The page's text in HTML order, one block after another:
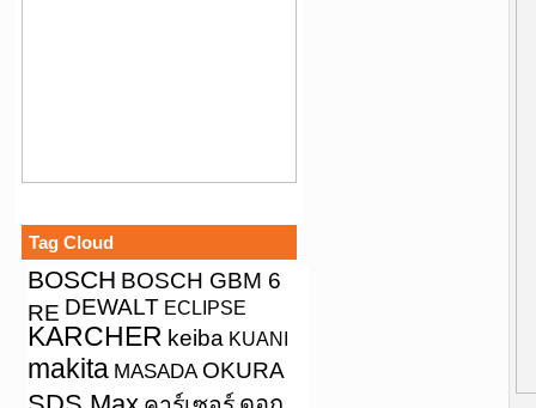
Tag Cloud
BOSCH BOSCH GBM 6
RE DEWALT ECLIPSE
KARCHER keiba KUANI
makita MASADA OKURA